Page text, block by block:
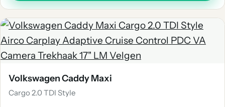
Volkswagen Caddy Maxi
Cargo 2.0 TDI Style